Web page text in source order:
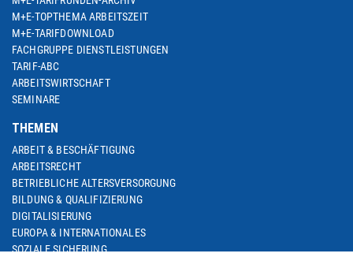
M+E-TOPTHEMA ARBEITSZEIT
M+E-TARIFDOWNLOAD
FACHGRUPPE DIENSTLEISTUNGEN
TARIF-ABC
ARBEITSWIRTSCHAFT
SEMINARE
THEMEN
ARBEIT & BESCHÄFTIGUNG
ARBEITSRECHT
BETRIEBLICHE ALTERSVERSORGUNG
BILDUNG & QUALIFIZIERUNG
DIGITALISIERUNG
EUROPA & INTERNATIONALES
SOZIALE SICHERUNG